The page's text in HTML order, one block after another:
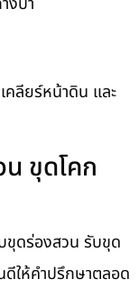
ลียร์หน้าดิน และ
ขุดโคก
ขุดร่องสวน รับขุด
ดีให้คำปรึกษาตลอด